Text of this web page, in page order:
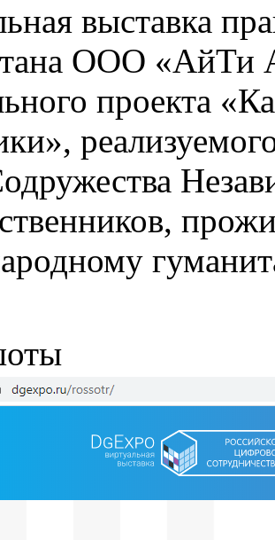
выставка
ООО «АйТи
проекта